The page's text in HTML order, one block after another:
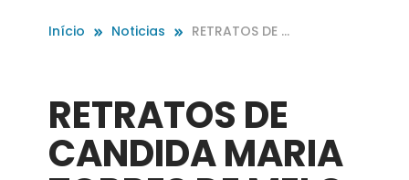
Início Noticias
RETRATOS DE C
RETARIA DA CG
D
RETRATOS DE
CANDIDA MARIA